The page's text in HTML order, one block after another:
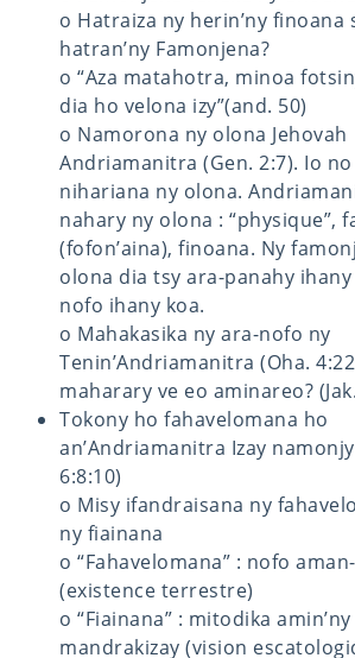
o Hatraiza ny herin’ny finoana
hatran’ny Famonjena?
o “Aza matahotra, minoa
dia ho velona izy”(and. 50)
o Namorona ny olona Jehovah
Andriamanitra (Gen. 2:7). Io
nihariana ny olona.
nahary ny olona : “physique”,
(fofon’aina), finoana. Ny
olona dia tsy ara-panahy
nofo ihany koa.
o Mahakasika ny ara-nofo ny
Tenin’Andriamanitra (Oha.
maharary ve eo aminareo?
Tokony ho fahavelomana ho
an’Andriamanitra Izay
6:8:10)
o Misy ifandraisana ny
ny fiainana
o “Fahavelomana” : nofo
(existence terrestre)
o “Fiainana” : mitodika amin’ny
mandrakizay (vision